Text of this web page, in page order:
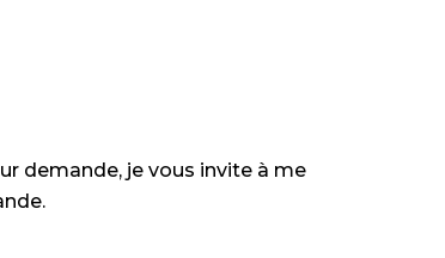
demande, je vous invite à me